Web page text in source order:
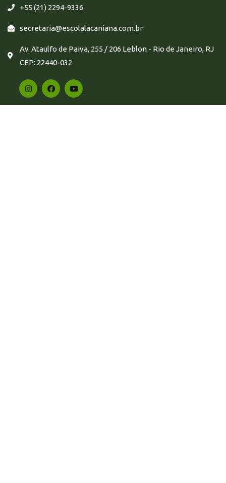
+55 (21) 2294-9336
secretaria@escolalacaniana.com.br
Av. Ataulfo de Paiva, 255 / 206 Leblon - Rio de Janeiro, RJ
CEP: 22440-032